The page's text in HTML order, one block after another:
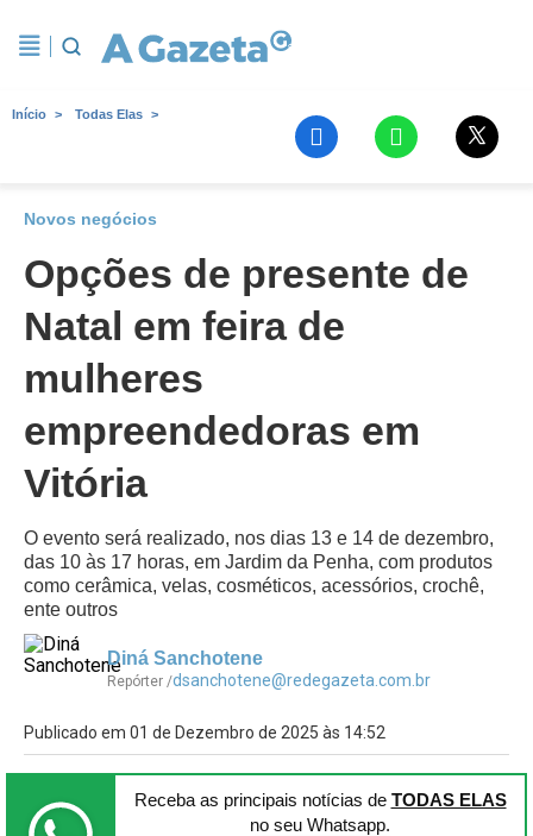
Início Todas Elas
Novos negócios
Opções de presente de
Natal em feira de
mulheres
empreendedoras em
Vitória
O evento será realizado, nos dias 13 e 14 de dezembro,
das 10 às 17 horas, em Jardim da Penha, com produtos
como cerâmica, velas, cosméticos, acessórios, crochê,
ente outros
Diná Sanchotene
Repórter /dsanchotene@redegazeta.com.br
Publicado em 01 de Dezembro de 2025 às 14:52
Receba as principais notícias de TODAS ELAS
no seu Whatsapp.